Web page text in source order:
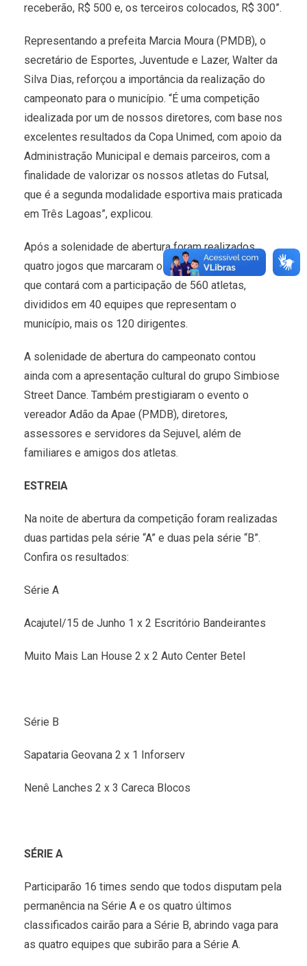
receberão, R$ 500 e, os terceiros colocados, R$ 300”.
Representando a prefeita Marcia Moura (PMDB), o
secretário de Esportes, Juventude e Lazer, Walter da
Silva Dias, reforçou a importância da realização do
campeonato para o município. “É uma competição
idealizada por um de nossos diretores, com base nos
excelentes resultados da Copa Unimed, com apoio da
Administração Municipal e demais parceiros, com a
finalidade de valorizar os nossos atletas do Futsal,
que é a segunda modalidade esportiva mais praticada
em Três Lagoas”, explicou.
Após a solenidade de abertura foram realizados
quatro jogos que marcaram o início da competição
que contará com a participação de 560 atletas,
divididos em 40 equipes que representam o
município, mais os 120 dirigentes.
A solenidade de abertura do campeonato contou
ainda com a apresentação cultural do grupo Simbiose
Street Dance. Também prestigiaram o evento o
vereador Adão da Apae (PMDB), diretores,
assessores e servidores da Sejuvel, além de
familiares e amigos dos atletas.
ESTREIA
Na noite de abertura da competição foram realizadas
duas partidas pela série “A” e duas pela série “B”.
Confira os resultados:
Série A
Acajutel/15 de Junho 1 x 2 Escritório Bandeirantes
Muito Mais Lan House 2 x 2 Auto Center Betel
Série B
Sapataria Geovana 2 x 1 Inforserv
Nenê Lanches 2 x 3 Careca Blocos
SÉRIE A
Participarão 16 times sendo que todos disputam pela
permanência na Série A e os quatro últimos
classificados cairão para a Série B, abrindo vaga para
as quatro equipes que subirão para a Série A.